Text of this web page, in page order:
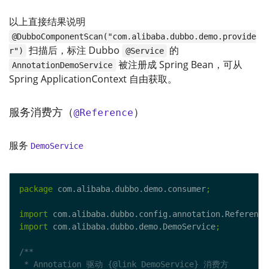
以上直接结果说明
@DubboComponentScan("com.alibaba.dubbo.demo.provide
r")
扫描后，标注 Dubbo @Service 的
AnnotationDemoService
被注册成 Spring Bean，可从
Spring ApplicationContext 自由获取。
服务消费方（@Reference ）
服务 DemoService
package com.alibaba.dubbo.demo.consumer;
import com.alibaba.dubbo.config.annotation.Reference
import com.alibaba.dubbo.demo.DemoService;